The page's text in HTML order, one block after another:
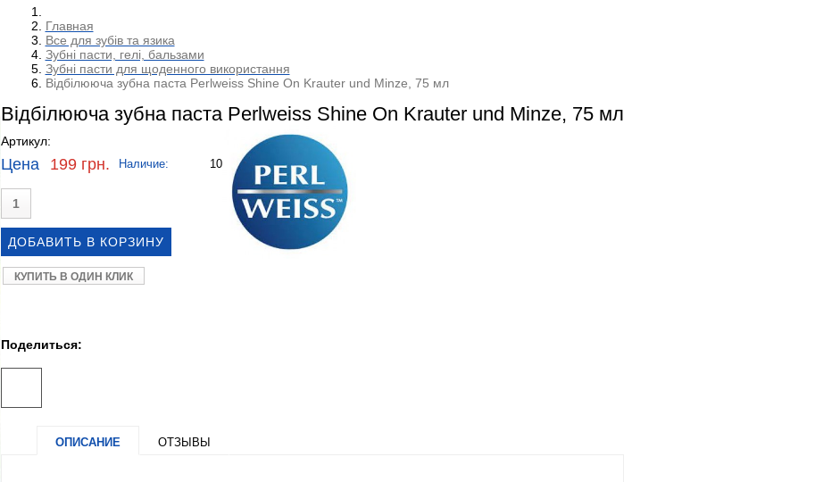
Главная
Все для зубів та язика
Зубні пасти, гелі, бальзами
Зубні пасти для щоденного використання
Відбілююча зубна паста Perlweiss Shine On Krauter und Minze, 75 мл
Відбілююча зубна паста Perlweiss Shine On Krauter und Minze, 75 мл
Артикул:
Цена 199 грн. Наличие: 10
КУПИТЬ В ОДИН КЛИК
Поделиться:
ОПИСАНИЕ ОТЗЫВЫ